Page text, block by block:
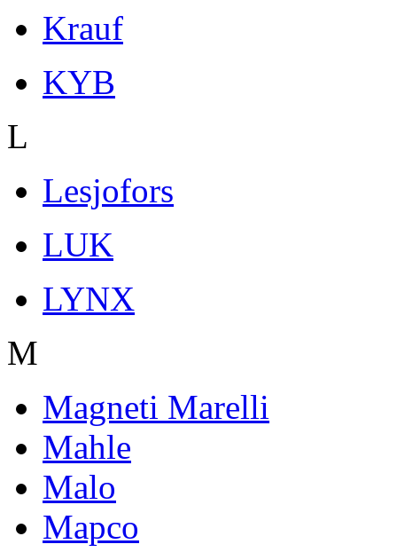
Krauf
KYB
L
Lesjofors
LUK
LYNX
M
Magneti Marelli
Mahle
Malo
Mapco